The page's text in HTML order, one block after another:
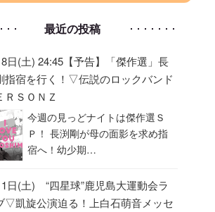
最近の投稿
日(土) 24:45【予告】「傑作選」長
指宿を行く！▽伝説のロックバンド
ＲＳＯＮＺ
今週の見っどナイトは傑作選Ｓ
Ｐ！ 長渕剛が母の面影を求め指
宿へ！幼少期…
日(土) “四星球”鹿児島大運動会ラ
▽凱旋公演迫る！上白石萌音メッセ